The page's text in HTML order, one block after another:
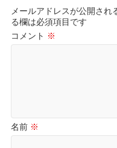
メールアドレスが公開され
る欄は必須項目です
コメント ※
名前 ※